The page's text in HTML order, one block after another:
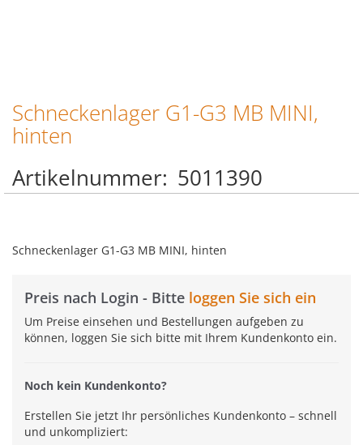
Zum
Anfang
der
springen
Schneckenlager G1-G3 MB MINI,
hinten
Artikelnummer 5011390
Schneckenlager G1-G3 MB MINI, hinten
Preis nach Login - Bitte loggen Sie sich ein
Um Preise einsehen und Bestellungen aufgeben zu
können, loggen Sie sich bitte mit Ihrem Kundenkonto ein.
Noch kein Kundenkonto?
Erstellen Sie jetzt Ihr persönliches Kundenkonto – schnell
und unkompliziert: